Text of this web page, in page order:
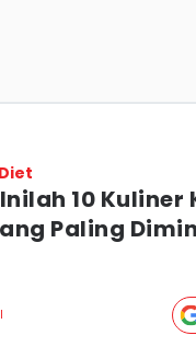
Diet
10 Kuliner
Paling